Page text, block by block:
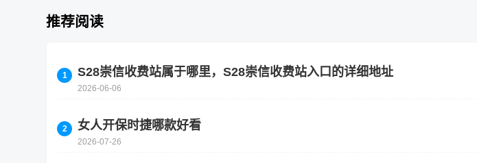
推荐阅读
S28崇信收费站属于哪里，S28崇信收费站入口的详细地址
2026-06-06
女人开保时捷哪款好看
2026-07-26